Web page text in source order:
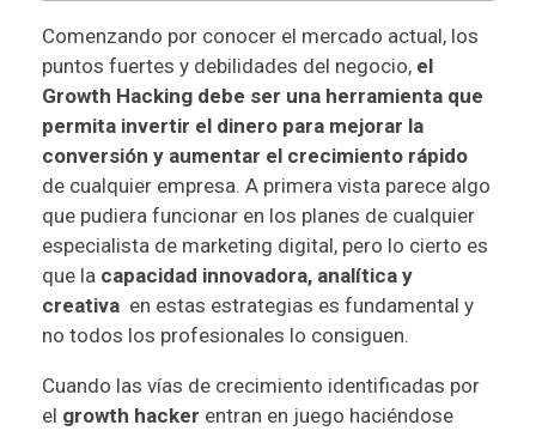
Comenzando por conocer el mercado actual, los
puntos fuertes y debilidades del negocio, el
Growth Hacking debe ser una herramienta que
permita invertir el dinero para mejorar la
conversión y aumentar el crecimiento rápido
de cualquier empresa. A primera vista parece algo
que pudiera funcionar en los planes de cualquier
especialista de marketing digital, pero lo cierto es
que la capacidad innovadora, analítica y
creativa en estas estrategias es fundamental y
no todos los profesionales lo consiguen.
Cuando las vías de crecimiento identificadas por
el growth hacker entran en juego haciéndose